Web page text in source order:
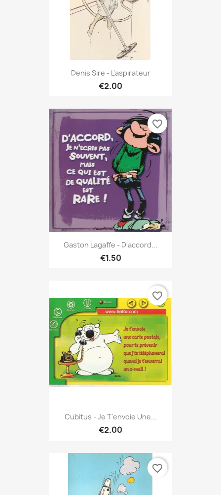
Denis Sire - L'aspirateur
€2.00
Gaston Lagaffe - D'accord...
€1.50
favorite_border
Cubitus - Je T'envoie Une...
€2.00
favorite_border
favorite_border